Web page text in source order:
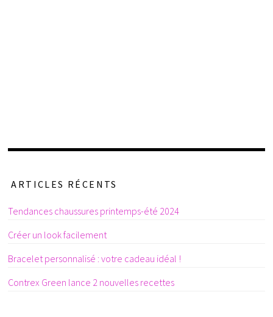
ARTICLES RÉCENTS
Tendances chaussures printemps-été 2024
Créer un look facilement
Bracelet personnalisé : votre cadeau idéal !
Contrex Green lance 2 nouvelles recettes